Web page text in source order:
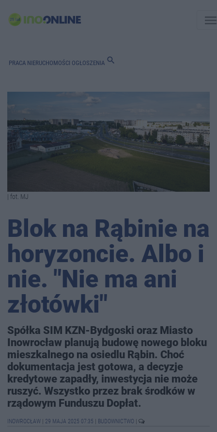
PRACA NIERUCHOMOŚCI OGŁOSZENIA search
| fot. MJ
Blok na Rąbinie na
horyzoncie. Albo i
nie. "Nie ma ani
złotówki"
Spółka SIM KZN-Bydgoski oraz Miasto
Inowrocław planują budowę nowego bloku
mieszkalnego na osiedlu Rąbin. Choć
dokumentacja jest gotowa, a decyzje
kredytowe zapadły, inwestycja nie może
ruszyć. Wszystko przez brak środków w
rządowym Funduszu Dopłat.
INOWROCŁAW 29 MAJA 2025 07:35 BUDOWNICTWO